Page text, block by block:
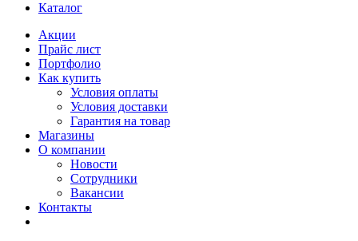
Каталог
Акции
Прайс лист
Портфолио
Как купить
Условия оплаты
Условия доставки
Гарантия на товар
Магазины
О компании
Новости
Сотрудники
Вакансии
Контакты